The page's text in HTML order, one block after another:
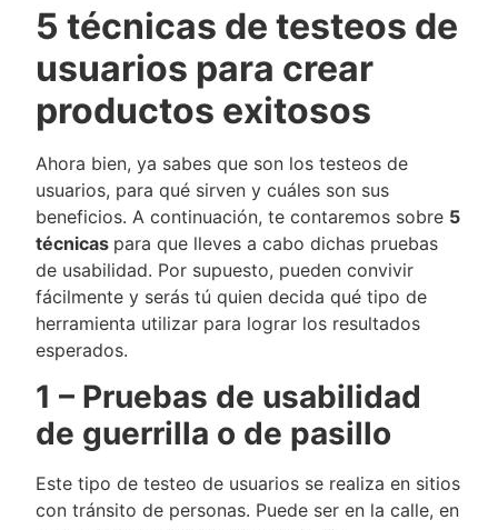
5 técnicas de testeos de
usuarios para crear
productos exitosos
Ahora bien, ya sabes que son los testeos de
usuarios, para qué sirven y cuáles son sus
beneficios. A continuación, te contaremos sobre 5
técnicas para que lleves a cabo dichas pruebas
de usabilidad. Por supuesto, pueden convivir
fácilmente y serás tú quien decida qué tipo de
herramienta utilizar para lograr los resultados
esperados.
1 – Pruebas de usabilidad
de guerrilla o de pasillo
Este tipo de testeo de usuarios se realiza en sitios
con tránsito de personas. Puede ser en la calle, en